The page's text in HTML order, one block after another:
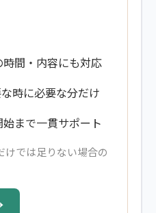
間・内容にも対応
時に必要な分だけ
まで一貫サポート
では足りない場合の